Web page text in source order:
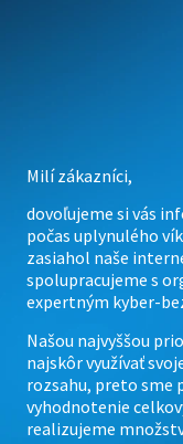
Milí zákazníci,
dovoľujeme si vás
počas uplynulého
zasiahol naše
spolupracujeme s
expertným kyber-
Našou najvyššou
najskôr využívať
rozsahu, preto sme
vyhodnotenie
realizujeme